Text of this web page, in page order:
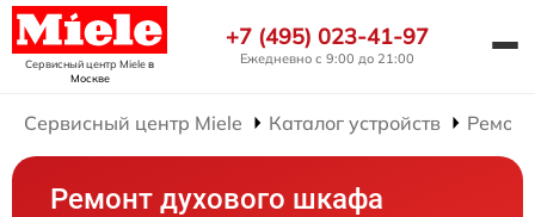
Сервисный центр Mieleв
Москве
+7 (495) 023-41-97
Ежедневно с 9:00 до 21:00
Сервисный центр Miele Каталог устройств
Ремонт духового шкафа